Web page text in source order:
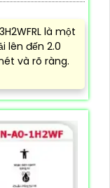
là một
lên đến 2.0
và rõ ràng.